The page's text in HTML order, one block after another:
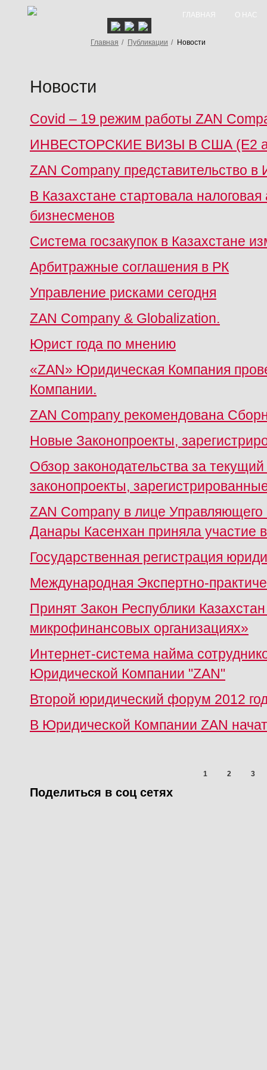
ГЛАВНАЯ О НАС
Главная / Публикации / Новости
Новости
Covid – 19 режим работы ZAN
ИНВЕСТОРСКИЕ ВИЗЫ В США (E2
ZAN Company представительство в
В Казахстане стартовала
бизнесменов
Система госзакупок в Казахстане
Арбитражные соглашения в РК
Управление рисками сегодня
ZAN Company & Globalization.
Юрист года по мнению
«ZAN» Юридическая Компания
Компании.
ZAN Company рекомендована
Новые Законопроекты,
Обзор законодательства за
законопроекты,
ZAN Company в лице
Данары Касенхан приняла участие
Государственная регистрация
Международная Экспертно-
Принят Закон Республики
микрофинансовых организациях»
Интернет-система найма
Юридической Компании "ZAN"
Второй юридический форум 2012
В Юридической Компании ZAN
1 2 3
Поделиться в соц сетях